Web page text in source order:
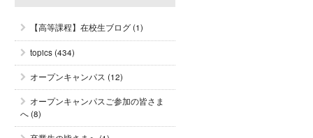
【高等課程】在校生ブログ(1)
topics(434)
オープンキャンパス (12)
オープンキャンパスご参加の皆さま
へ(8)